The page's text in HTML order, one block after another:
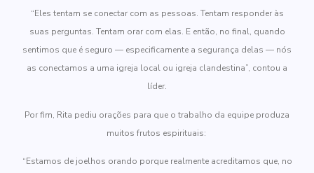
“Eles tentam se conectar com as pessoas. Tentam responder às
suas perguntas. Tentam orar com elas. E então, no final, quando
sentimos que é seguro — especificamente a segurança delas — nós
as conectamos a uma igreja local ou igreja clandestina”, contou a
líder.
Por fim, Rita pediu orações para que o trabalho da equipe produza
muitos frutos espirituais:
“Estamos de joelhos orando porque realmente acreditamos que, no